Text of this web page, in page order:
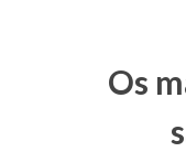
Os